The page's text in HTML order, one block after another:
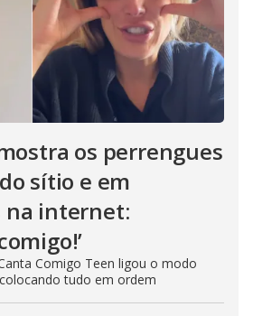
os perrengues
sítio e em
na internet:
Comigo Teen ligou o modo
tudo em ordem